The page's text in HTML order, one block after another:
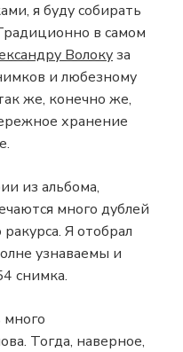
ФОТОГРАФИЯХ
ВИТАЛИЯ
ВОВКА
я буду собирать
в самом
Волокуза
и любезному
же, конечно же,
хранение
из альбома,
много дублей
Я отобрал
узнаваемы и
снимка.
много
Тогда, наверное,